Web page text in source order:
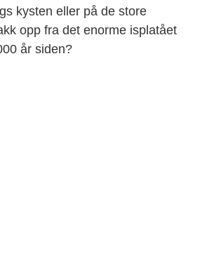
kysten eller på de store
opp fra det enorme isplatået
år siden?